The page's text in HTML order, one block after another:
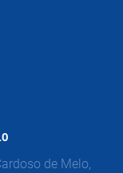
de Melo,